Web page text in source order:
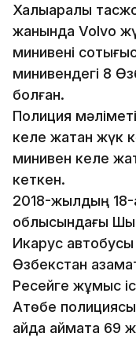
Халықаралық
жанында Volvo
минивені
минивендегі 8
болған.
Полиция
келе жатқан жүк
минивен келе
кеткен.
2018-жылдың 18-
облысындағы
Икарус
Өзбекстан
Ресейге жұмыс
Ақтөбе
айда аймақта 69